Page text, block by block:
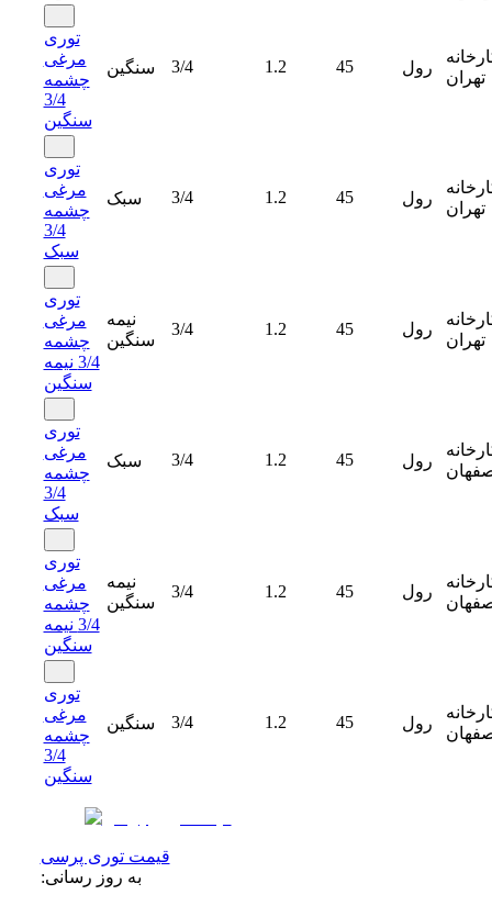
توری
مرغی
چشمه
3/4
سنگین
سنگین 3/4 1.2 45 رول
تهران
توری
مرغی
چشمه
3/4
سبک
سبک 3/4 1.2 45 رول
تهران
توری
مرغی
چشمه
3/4 نیمه
سنگین
نیمه
سنگین
3/4 1.2 45 رول
تهران
توری
مرغی
چشمه
3/4
سبک
سبک 3/4 1.2 45 رول
توری
مرغی
چشمه
3/4 نیمه
سنگین
نیمه
سنگین
3/4 1.2 45 رول
توری
مرغی
چشمه
3/4
سنگین
سنگین 3/4 1.2 45 رول
قیمت توری پرسی
به روز رسانی: